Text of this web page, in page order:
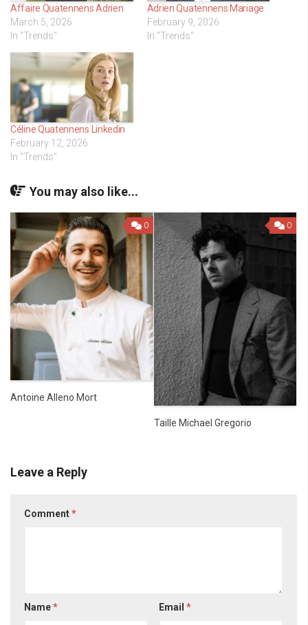
Affaire Quatennens Adrien
March 5, 2026
In "Trends"
Adrien Quatennens Mariage
February 9, 2026
In "Trends"
Céline Quatennens Linkedin
February 12, 2026
In "Trends"
You may also like...
0
Antoine Alleno Mort
0
Taille Michael Gregorio
Leave a Reply
Comment*
Name* Email*